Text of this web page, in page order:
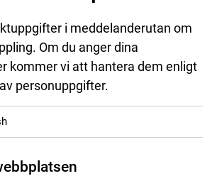
i meddelanderutan om
Om du anger dina
kommer vi att hantera dem enligt
personuppgifter.